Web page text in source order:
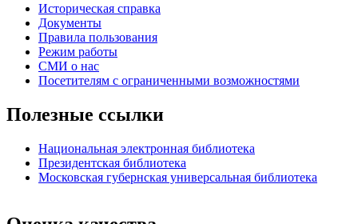
Историческая справка
Документы
Правила пользования
Режим работы
СМИ о нас
Посетителям с ограниченными возможностями
Полезные ссылки
Национальная электронная библиотека
Президентская библиотека
Московская губернская универсальная библиотека